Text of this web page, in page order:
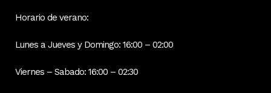
Horario de verano:
Lunes a Jueves y Domingo: 16:00 – 02:00
Viernes – Sabado: 16:00 – 02:30